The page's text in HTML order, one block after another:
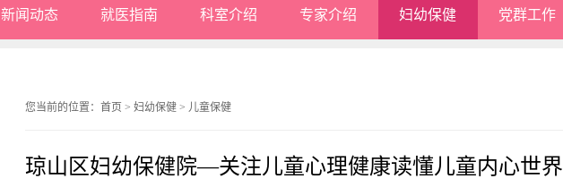
新闻动态 就医指南 科室介绍 专家介绍 妇幼保健 党群工作
您当前的位置： 首页 > 妇幼保健 > 儿童保健
琼山区妇幼保健院—关注儿童心理健康读懂儿童内心世界